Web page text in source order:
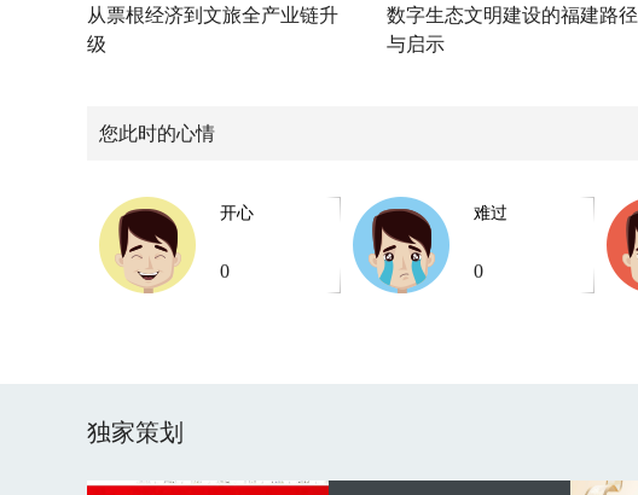
从票根经济到文旅全产业链升
级
数字生态文明建设的福建路径
与启示
您此时的心情
开心
0
难过
0
独家策划